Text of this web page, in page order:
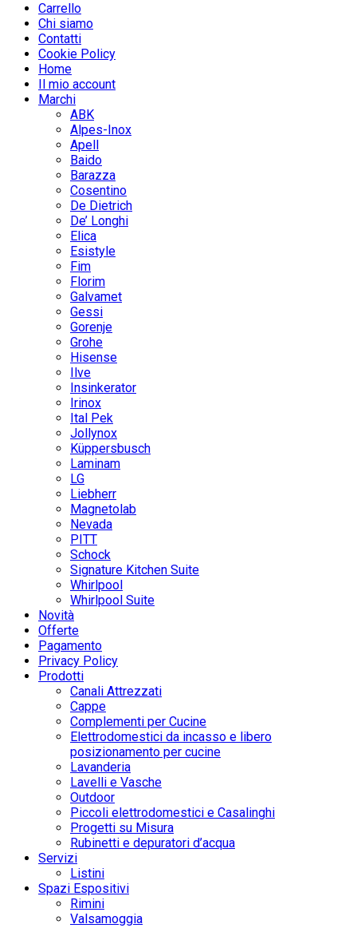
Carrello
Chi siamo
Contatti
Cookie Policy
Home
Il mio account
Marchi
ABK
Alpes-Inox
Apell
Baido
Barazza
Cosentino
De Dietrich
De’ Longhi
Elica
Esistyle
Fim
Florim
Galvamet
Gessi
Gorenje
Grohe
Hisense
Ilve
Insinkerator
Irinox
Ital Pek
Jollynox
Küppersbusch
Laminam
LG
Liebherr
Magnetolab
Nevada
PITT
Schock
Signature Kitchen Suite
Whirlpool
Whirlpool Suite
Novità
Offerte
Pagamento
Privacy Policy
Prodotti
Canali Attrezzati
Cappe
Complementi per Cucine
Elettrodomestici da incasso e libero
posizionamento per cucine
Lavanderia
Lavelli e Vasche
Outdoor
Piccoli elettrodomestici e Casalinghi
Progetti su Misura
Rubinetti e depuratori d’acqua
Servizi
Listini
Spazi Espositivi
Rimini
Valsamoggia